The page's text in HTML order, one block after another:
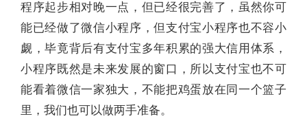
程序起步相对晚一点，但已经很完善了，虽然你可
能已经做了微信小程序，但支付宝小程序也不容小
觑，毕竟背后有支付宝多年积累的强大信用体系，
小程序既然是未来发展的窗口，所以支付宝也不可
能看着微信一家独大，不能把鸡蛋放在同一个篮子
里，我们也可以做两手准备。